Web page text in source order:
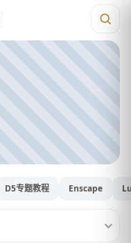
D5专题教程 Enscape